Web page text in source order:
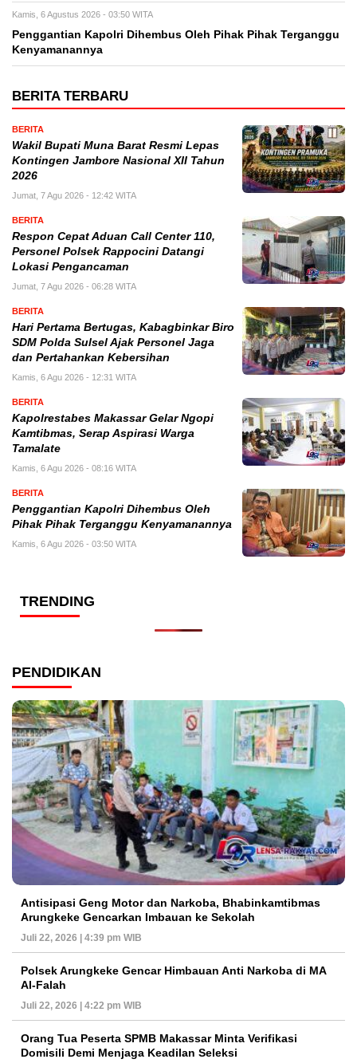
Kamis, 6 Agustus 2026 - 03:50 WITA
Penggantian Kapolri Dihembus Oleh Pihak Pihak Terganggu
Kenyamanannya
BERITA TERBARU
BERITA
Wakil Bupati Muna Barat Resmi Lepas
Kontingen Jambore Nasional XII Tahun
2026
Jumat, 7 Agu 2026 - 12:42 WITA
BERITA
Respon Cepat Aduan Call Center 110,
Personel Polsek Rappocini Datangi
Lokasi Pengancaman
Jumat, 7 Agu 2026 - 06:28 WITA
BERITA
Hari Pertama Bertugas, Kabagbinkar Biro
SDM Polda Sulsel Ajak Personel Jaga
dan Pertahankan Kebersihan
Kamis, 6 Agu 2026 - 12:31 WITA
BERITA
Kapolrestabes Makassar Gelar Ngopi
Kamtibmas, Serap Aspirasi Warga
Tamalate
Kamis, 6 Agu 2026 - 08:16 WITA
BERITA
Penggantian Kapolri Dihembus Oleh
Pihak Pihak Terganggu Kenyamanannya
Kamis, 6 Agu 2026 - 03:50 WITA
TRENDING
PENDIDIKAN
Antisipasi Geng Motor dan Narkoba, Bhabinkamtibmas
Arungkeke Gencarkan Imbauan ke Sekolah
Juli 22, 2026 | 4:39 pm WIB
Polsek Arungkeke Gencar Himbauan Anti Narkoba di MA
Al-Falah
Juli 22, 2026 | 4:22 pm WIB
Orang Tua Peserta SPMB Makassar Minta Verifikasi
Domisili Demi Menjaga Keadilan Seleksi